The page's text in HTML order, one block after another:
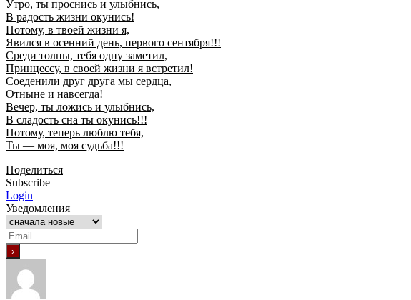
Утро, ты проснись и улыбнись,
В радость жизни окунись!
Потому, в твоей жизни я,
Явился в осенний день, первого сентября!!!
Среди толпы, тебя одну заметил,
Принцессу, в своей жизни я встретил!
Соеденили друг друга мы сердца,
Отныне и навсегда!
Вечер, ты ложись и улыбнись,
В сладость сна ты окунись!!!
Потому, теперь люблю тебя,
Ты — моя, моя судьба!!!
Поделиться
Subscribe
Login
Уведомления